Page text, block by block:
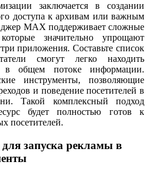
заключается в создании
доступа к архивам или важным
MAX поддерживает сложные
значительно упрощают
приложения. Составьте список
смогут легко находить
общем потоке информации.
инструменты, позволяющие
и поведение посетителей в
Такой комплексный подход
будет полностью готов к
посетителей.
запуска рекламы в